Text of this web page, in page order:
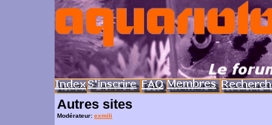
Autres sites
Modérateur: exmili